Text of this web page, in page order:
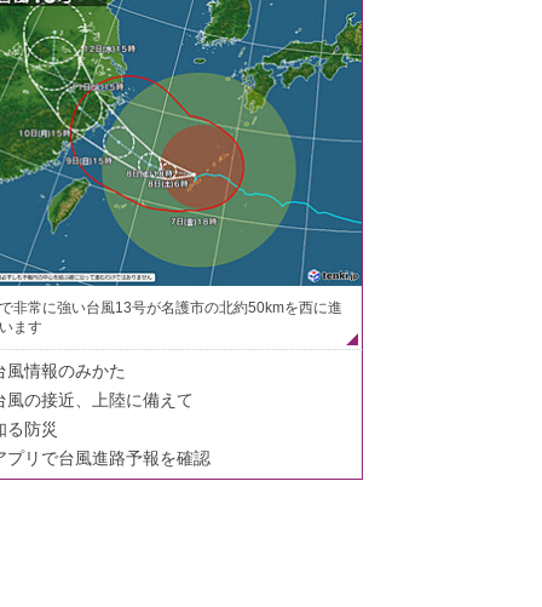
非常に強い台風13号が名護市の北約50kmを西に進
ます
風情報のみかた
風の接近、上陸に備えて
る防災
プリで台風進路予報を確認